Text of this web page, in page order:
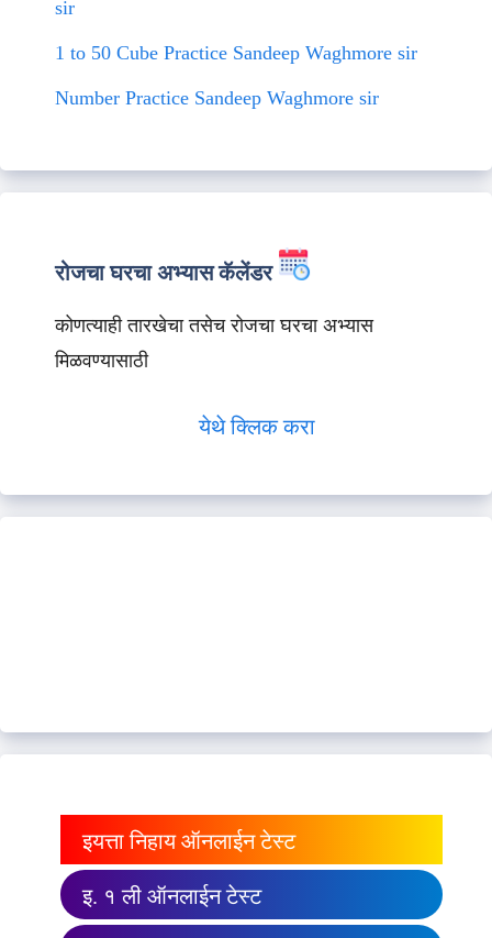
sir
1 to 50 Cube Practice Sandeep Waghmore sir
Number Practice Sandeep Waghmore sir
रोजचा घरचा अभ्यास कॅलेंडर
कोणत्याही तारखेचा तसेच रोजचा घरचा अभ्यास
मिळवण्यासाठी
येथे क्लिक करा
इयत्ता निहाय ऑनलाईन टेस्ट
इ. १ ली ऑनलाईन टेस्ट